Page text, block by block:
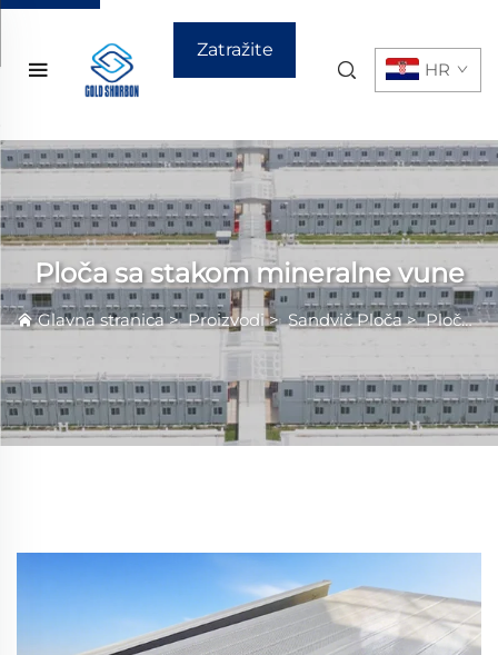
Zatražite
HR
Ploča sa stakom mineralne vune
Glavna stranica>Proizvodi>Sandvič Ploča>Ploča sa stakom mineralne vune